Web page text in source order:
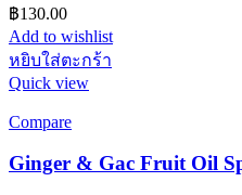
฿130.00
Add to wishlist
หยิบใส่ตะกร้า
Quick view
Compare
Ginger & Gac Fruit Oil